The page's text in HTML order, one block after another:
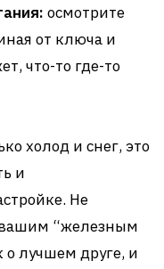
осмотрите
от ключа и
что-то где-то
холод и снег, это
и
Не
вашим “железным
о лучшем друге, и